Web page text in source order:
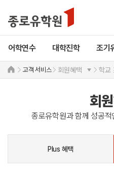
어학연수 대학진학 조기
고객 서비스 회원혜택 학교
회
종로유학원과 함께 성공
Plus 혜택